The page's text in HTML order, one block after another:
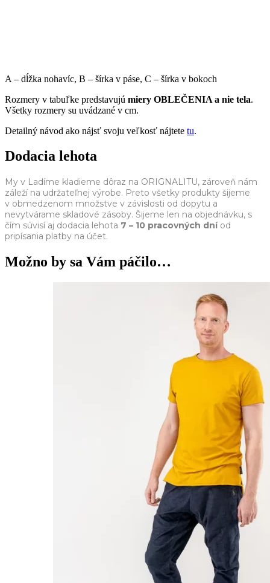
A – dĺžka nohavíc, B – šírka v páse, C – šírka v bokoch
Rozmery v tabuľke predstavujú miery OBLEČENIA a nie tela.
Všetky rozmery su uvádzané v cm.
Detailný návod ako nájsť svoju veľkosť nájtete tu.
Dodacia lehota
My v Ladíme kladieme dôraz na ORIGNALITU, zároveň nám
záleží na udržateľnej výrobe. Preto všetky produkty šijeme
v obmedzenom množstve v závislosti od dopytu a
nevytvárame skladové zásoby. Šijeme len na objednávku, s
čím súvisí aj dodacia lehota 7 – 10 pracovných dníod
pripísania platby na účet.
Možno by sa Vám páčilo…